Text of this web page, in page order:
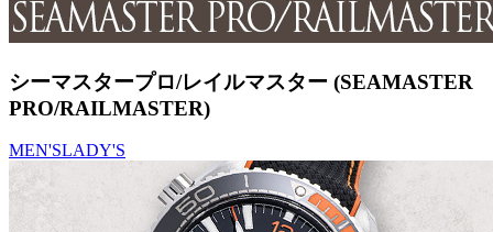
シーマスタープロ/レイルマスター (SEAMASTER
PRO/RAILMASTER)
MEN'SLADY'S